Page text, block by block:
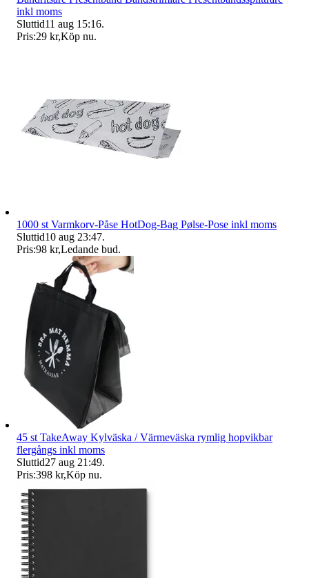
inkl moms
Sluttid11 aug 15:16.
Pris:29 kr,Köp nu.
1000 st Varmkorv-Påse HotDog-Bag Pølse-Pose inkl moms
Sluttid10 aug 23:47.
Pris:98 kr,Ledande bud.
45 st TakeAway Kylväska / Värmeväska rymlig hopvikbar
flergångs inkl moms
Sluttid27 aug 21:49.
Pris:398 kr,Köp nu.